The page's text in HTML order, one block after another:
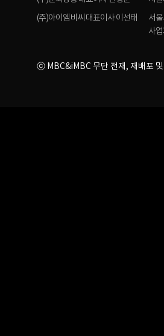
(주)아이엠비씨 대표이사 이선태
서
사
ⓒ MBC&iMBC 무단 전재, 재배포 및